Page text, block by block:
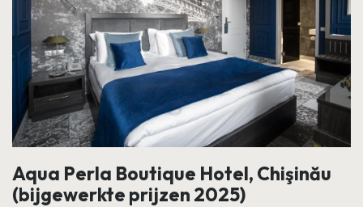
Aqua Perla Boutique Hotel, Chişinău
(bijgewerkte prijzen 2025)